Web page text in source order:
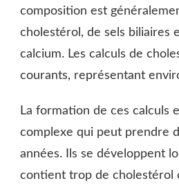
composition est
cholestérol, de sels biliaires
calcium. Les calculs de
courants, représentant
La formation de ces calculs
complexe qui peut prendre
années. Ils se développent
contient trop de cholestérol